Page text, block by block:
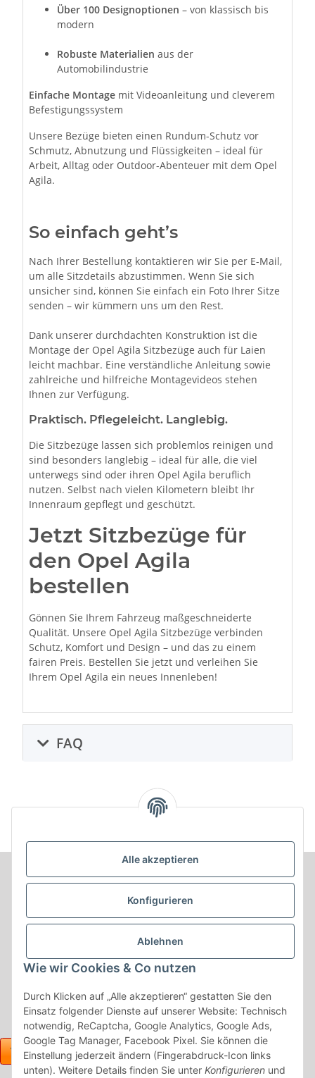
Alle akzeptieren
Konfigurieren
Ablehnen
Wie wir Cookies & Co nutzen
Durch Klicken auf „Alle akzeptieren“ gestatten Sie den
Einsatz folgender Dienste auf unserer Website: Technisch
notwendig, ReCaptcha, Google Analytics, Google Ads,
Google Tag Manager, Facebook Pixel. Sie können die
Einstellung jederzeit ändern (Fingerabdruck-Icon links
unten). Weitere Details finden Sie unter Konfigurieren und
Über 100 Designoptionen – von klassisch bis
modern
Robuste Materialien aus der
Automobilindustrie
Einfache Montage mit Videoanleitung und cleverem
Befestigungssystem
Unsere Bezüge bieten einen Rundum-Schutz vor
Schmutz, Abnutzung und Flüssigkeiten – ideal für
Arbeit, Alltag oder Outdoor-Abenteuer mit dem Opel
Agila.
So einfach geht’s
Nach Ihrer Bestellung kontaktieren wir Sie per E-Mail,
um alle Sitzdetails abzustimmen. Wenn Sie sich
unsicher sind, können Sie einfach ein Foto Ihrer Sitze
senden – wir kümmern uns um den Rest.
Dank unserer durchdachten Konstruktion ist die
Montage der Opel Agila Sitzbezüge auch für Laien
leicht machbar. Eine verständliche Anleitung sowie
zahlreiche und hilfreiche Montagevideos stehen
Ihnen zur Verfügung.
Praktisch. Pflegeleicht. Langlebig.
Die Sitzbezüge lassen sich problemlos reinigen und
sind besonders langlebig – ideal für alle, die viel
unterwegs sind oder ihren Opel Agila beruflich
nutzen. Selbst nach vielen Kilometern bleibt Ihr
Innenraum gepflegt und geschützt.
Jetzt Sitzbezüge für
den Opel Agila
bestellen
Gönnen Sie Ihrem Fahrzeug maßgeschneiderte
Qualität. Unsere Opel Agila Sitzbezüge verbinden
Schutz, Komfort und Design – und das zu einem
fairen Preis. Bestellen Sie jetzt und verleihen Sie
Ihrem Opel Agila ein neues Innenleben!
FAQ
Informationen
Produkt Informationen
Shop Informationen
Gesetzliche Informationen